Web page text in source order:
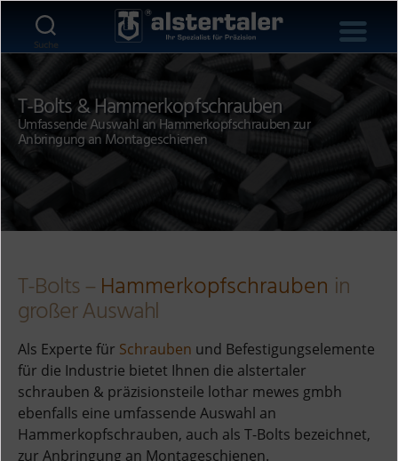
Suche
T-Bolts & Hammerkopfschrauben
Umfassende Auswahl an Hammerkopfschrauben zur
Anbringung an Montageschienen
T-Bolts –Hammerkopfschrauben in
großer Auswahl
Als Experte für Schrauben und Befestigungselemente
für die Industrie bietet Ihnen die alstertaler
schrauben & präzisionsteile lothar mewes gmbh
ebenfalls eine umfassende Auswahl an
Hammerkopfschrauben, auch als T-Bolts bezeichnet,
zur Anbringung an Montageschienen.